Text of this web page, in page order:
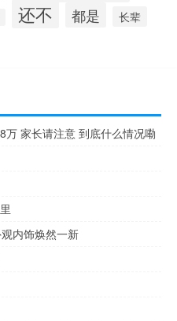
还不 都是 长辈
家长请注意 到底什么情况嘞
内饰焕然一新